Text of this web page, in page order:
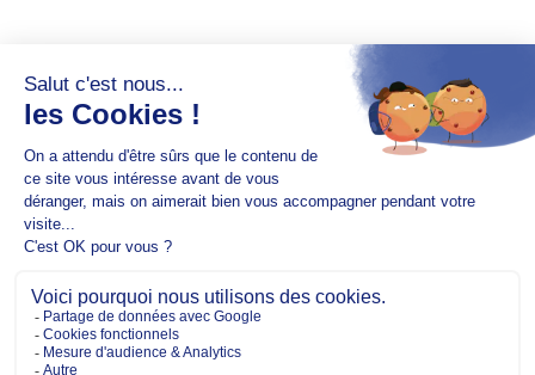
Copyright @2026 EM Normandie
CONTACT
FACEBOOK